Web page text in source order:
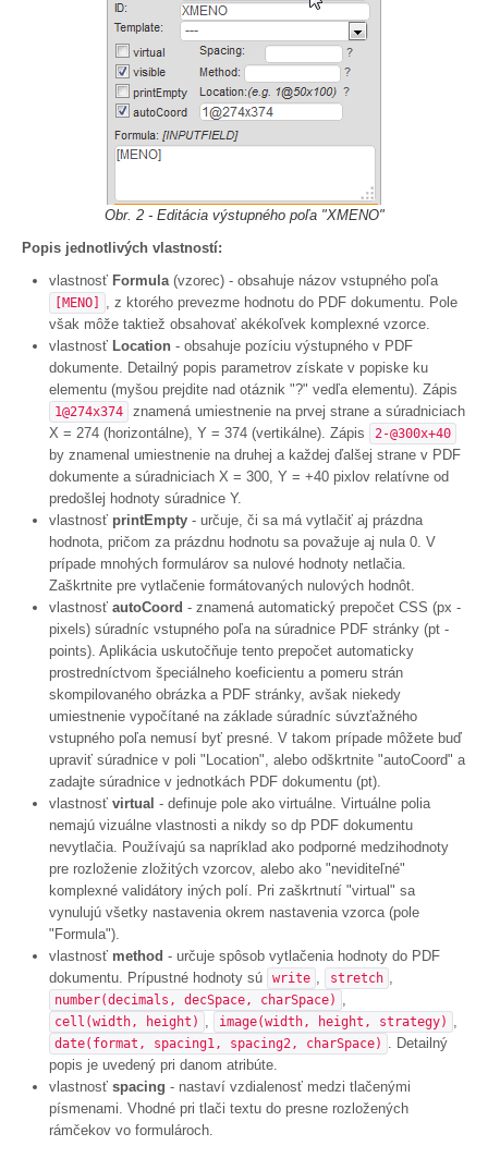
Obr. 2 - Editácia výstupného poľa "XMENO"
Popis jednotlivých vlastností:
vlastnosť Formula(vzorec) - obsahuje názov vstupného poľa
[MENO]
, z ktorého prevezme hodnotu do PDF dokumentu. Pole
však môže taktiež obsahovať akékoľvek komplexné vzorce.
vlastnosť Location - obsahuje pozíciu výstupného v PDF
dokumente. Detailný popis parametrov získate v popiske ku
elementu (myšou prejdite nad otáznik "?" vedľa elementu). Zápis
1@274x374
znamená umiestnenie na prvej strane a súradniciach
X = 274 (horizontálne), Y = 374 (vertikálne). Zápis
2-@300x+40
by znamenal umiestnenie na druhej a každej ďalšej strane v PDF
dokumente a súradniciach X = 300, Y = +40 pixlov relatívne od
predošlej hodnoty súradnice Y.
vlastnosť printEmpty - určuje, či sa má vytlačiť aj prázdna
hodnota, pričom za prázdnu hodnotu sa považuje aj nula 0. V
prípade mnohých formulárov sa nulové hodnoty netlačia.
Zaškrtnite pre vytlačenie formátovaných nulových hodnôt.
vlastnosť autoCoord - znamená automatický prepočet CSS (px -
pixels) súradníc vstupného poľa na súradnice PDF stránky (pt -
points). Aplikácia uskutočňuje tento prepočet automaticky
prostredníctvom špeciálneho koeficientu a pomeru strán
skompilovaného obrázka a PDF stránky, avšak niekedy
umiestnenie vypočítané na základe súradníc súvzťažného
vstupného poľa nemusí byť presné. V takom prípade môžete buď
upraviť súradnice v poli "Location", alebo odškrtnite "autoCoord" a
zadajte súradnice v jednotkách PDF dokumentu (pt).
vlastnosť virtual - definuje pole ako virtuálne. Virtuálne polia
nemajú vizuálne vlastnosti a nikdy so dp PDF dokumentu
nevytlačia. Používajú sa napríklad ako podporné medzihodnoty
pre rozloženie zložitých vzorcov, alebo ako "neviditeľné"
komplexné validátory iných polí. Pri zaškrtnutí "virtual" sa
vynulujú všetky nastavenia okrem nastavenia vzorca (pole
"Formula").
vlastnosť method - určuje spôsob vytlačenia hodnoty do PDF
dokumentu. Prípustné hodnoty sú
write , stretch ,
number(decimals, decSpace, charSpace) ,
cell(width, height) , image(width, height, strategy) ,
date(format, spacing1, spacing2, charSpace) . Detailný
popis je uvedený pri danom atribúte.
vlastnosť spacing - nastaví vzdialenosť medzi tlačenými
písmenami. Vhodné pri tlači textu do presne rozložených
rámčekov vo formulároch.